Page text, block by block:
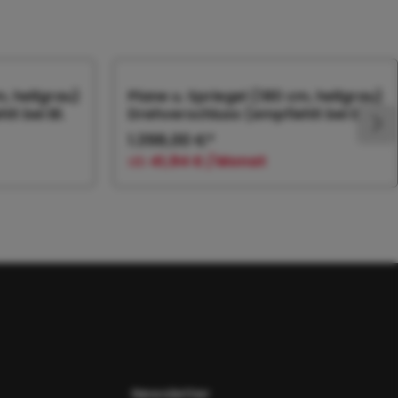
hellgrau)
bei Bl.
Plane u. Spriegel (180 cm, hellgrau)
Drehverschluss (empfiehlt bei Bl.
1.398,00 €*
ab 41,94 € / Monat